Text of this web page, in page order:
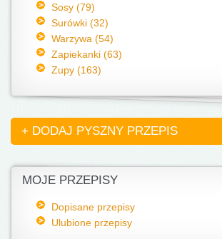
Sosy (79)
Surówki (32)
Warzywa (54)
Zapiekanki (63)
Zupy (163)
+ DODAJ PYSZNY PRZEPIS
MOJE PRZEPISY
Dopisane przepisy
Ulubione przepisy